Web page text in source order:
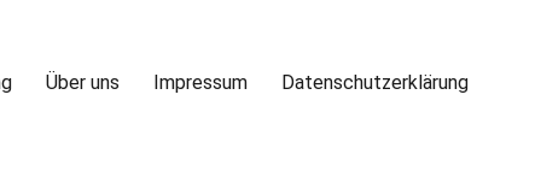
Über uns Impressum Datenschutzerklärung